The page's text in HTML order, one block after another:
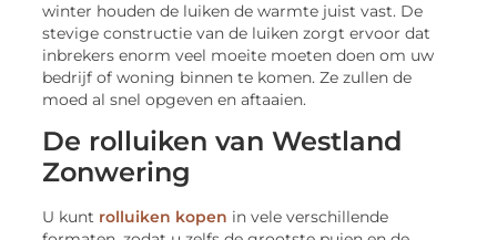
winter houden de luiken de warmte juist vast. De
stevige constructie van de luiken zorgt ervoor dat
inbrekers enorm veel moeite moeten doen om uw
bedrijf of woning binnen te komen. Ze zullen de
moed al snel opgeven en aftaaien.
De rolluiken van Westland
Zonwering
U kunt rolluiken kopen in vele verschillende